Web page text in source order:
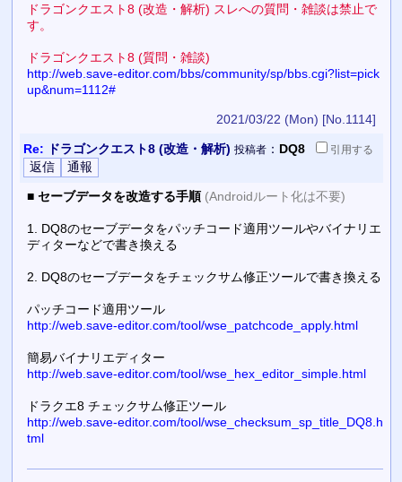
ドラゴンクエスト8 (改造・解析) スレへの質問・雑談は禁止で
す。
ドラゴンクエスト8 (質問・雑談)
http://web.save-editor.com/bbs/community/sp/bbs.cgi?list=pick
up&num=1112#
2021/03/22 (Mon) [No.1114]
Re: ドラゴンクエスト8 (改造・解析) 投稿者： DQ8 引用する
■ セーブデータを改造する手順 (Androidルート化は不要)
1. DQ8のセーブデータをパッチコード適用ツールやバイナリエ
ディターなどで書き換える
2. DQ8のセーブデータをチェックサム修正ツールで書き換える
パッチコード適用ツール
http://web.save-editor.com/tool/wse_patchcode_apply.html
簡易バイナリエディター
http://web.save-editor.com/tool/wse_hex_editor_simple.html
ドラクエ8 チェックサム修正ツール
http://web.save-editor.com/tool/wse_checksum_sp_title_DQ8.h
tml